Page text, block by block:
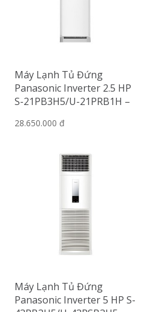
Máy Lạnh Tủ Đứng
Panasonic Inverter 2.5 HP
S-21PB3H5/U-21PRB1H –
28.650.000 đ
Máy Lạnh Tủ Đứng
Panasonic Inverter 5 HP S-